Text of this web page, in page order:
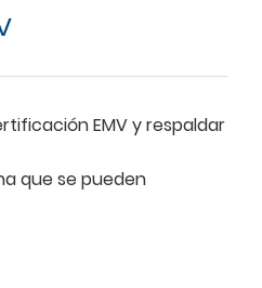
EMV y respaldar
que se pueden